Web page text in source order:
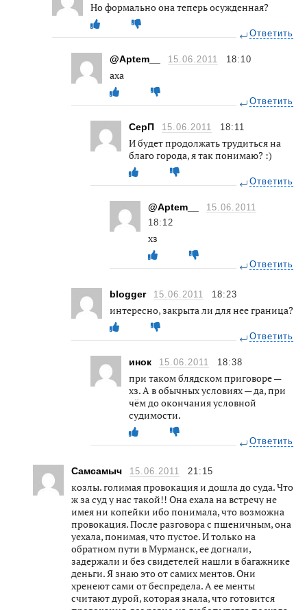
Но формально она теперь осужденная?
Ответить
@Aptem__ 15.06.2011 18:10
аха
Ответить
СерП 15.06.2011 18:11
И будет продолжать трудиться на
благо города, я так понимаю? :)
Ответить
@Aptem__
15.06.2011
18:12
хз
Ответить
blogger 15.06.2011 18:23
интересно, закрыта ли для нее граница?
Ответить
инок 15.06.2011 18:38
при таком блядском приговоре —
хз. А в обычных условиях — да, при
чём до окончания условной
судимости.
Ответить
Самсамыч 15.06.2011 21:15
козлы. голимая провокация и дошла до суда. Что
ж за суд у нас такой!! Она ехала на встречу не
имея ни копейки ибо понимала, что возможна
провокация. После разговора с пшеничным, она
уехала, понимая, что пустое. И только на
обратном пути в Мурманск, ее догнали,
задержали и без свидетелей нашли в багажнике
деньги. Я знаю это от самих ментов. Они
хренеют сами от беспредела. А ее менты
считают дурой, которая знала, что готовится